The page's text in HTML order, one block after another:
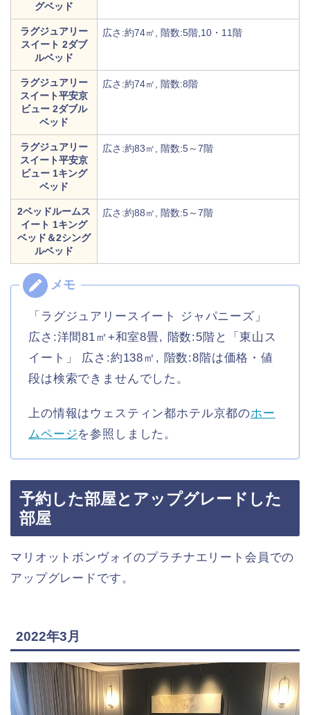
グベッド
ラグジュアリー
スイート 2ダブ
ルベッド
広さ:約74㎡, 階数:5階,10・11階
ラグジュアリー
スイート平安京
ビュー 2ダブル
ベッド
広さ:約74㎡, 階数:8階
ラグジュアリー
スイート平安京
ビュー 1キング
ベッド
広さ:約83㎡, 階数:5～7階
2ベッドルームス
イート 1キング
ベッド＆2シング
ルベッド
広さ:約88㎡, 階数:5～7階
「ラグジュアリースイート ジャパニーズ」
広さ:洋間81㎡+和室8畳, 階数:5階と「東山ス
イート」 広さ:約138㎡, 階数:8階は価格・値
段は検索できませんでした。
上の情報はウェスティン都ホテル京都のホー
ムページを参照しました。
予約した部屋とアップグレードした
部屋
マリオットボンヴォイのプラチナエリート会員での
アップグレードです。
2022年3月